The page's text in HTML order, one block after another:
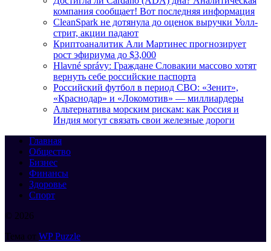
компания сообщает! Вот последняя информация
CleanSpark не дотянула до оценок выручки Уолл-
стрит, акции падают
Криптоаналитик Али Мартинес прогнозирует
рост эфириума до $3,000
Hlavné správy: Граждане Словакии массово хотят
вернуть себе российские паспорта
Российский футбол в период СВО: «Зенит»,
«Краснодар» и «Локомотив» — миллиардеры
Альтернатива морским рискам: как Россия и
Индия могут связать свои железные дороги
Главная
Общество
Бизнес
Финансы
Здоровье
Спорт
© 2026
Тема от WP Puzzle